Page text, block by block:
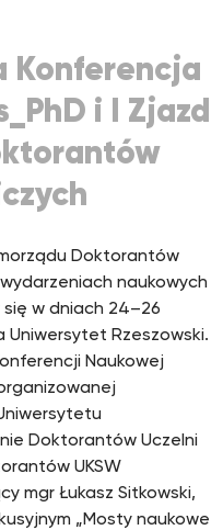
Konferencja
i I Zjazd
Doktorantów
naukowych
w dniach 24–26
Uniwersytet Rzeszowski.
Naukowej
Doktorantów Uczelni
UKSW
mgr Łukasz Sitkowski,
„Mosty naukowe